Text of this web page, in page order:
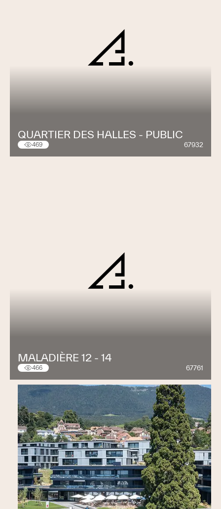
QUARTIER DES HALLES - PUBLIC
469 67932
MALADIÈRE 12 - 14
466 67761